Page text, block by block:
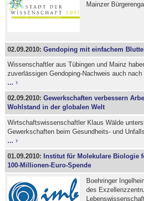
Mainzer
02.09.2010:Gendoping mit einfachem
Wissenschaftler aus Tübingen und Mainz
zuverlässigen Gendoping-Nachweis auch
...
02.09.2010:Gewerkschaften verbessern
Wohlstand in der globalen Welt
Wirtschaftswissenschaftler Klaus Wälde
Gewerkschaften beim Gesundheits- und
...
01.09.2010:
Institut für Molekulare Biologie
100-Millionen-Euro-Spende
Boehringer
des